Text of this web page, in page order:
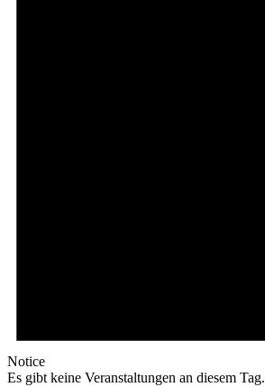
Notice
Es gibt keine Veranstaltungen an diesem Tag.